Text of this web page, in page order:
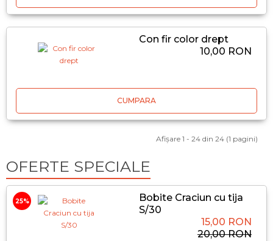
Con fir color drept
10,00 RON
CUMPARA
Afişare 1 - 24 din 24 (1 pagini)
OFERTE SPECIALE
25%
Bobite Craciun cu tija
S/30
15,00 RON
20,00 RON